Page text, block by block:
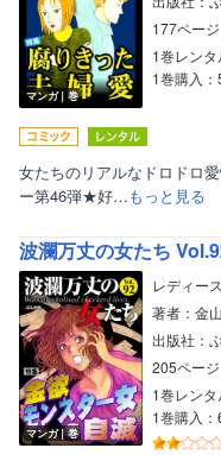
マンガ｜巻
177ページ
1巻レン
1巻購入
女たちのリアルなドロドロ
ー第46弾★好…もっと見る
波瀾万丈の女たち
マンガ｜巻
レディー
著者：金
出版社：
205ページ
1巻レン
1巻購入
ボーイズラブ